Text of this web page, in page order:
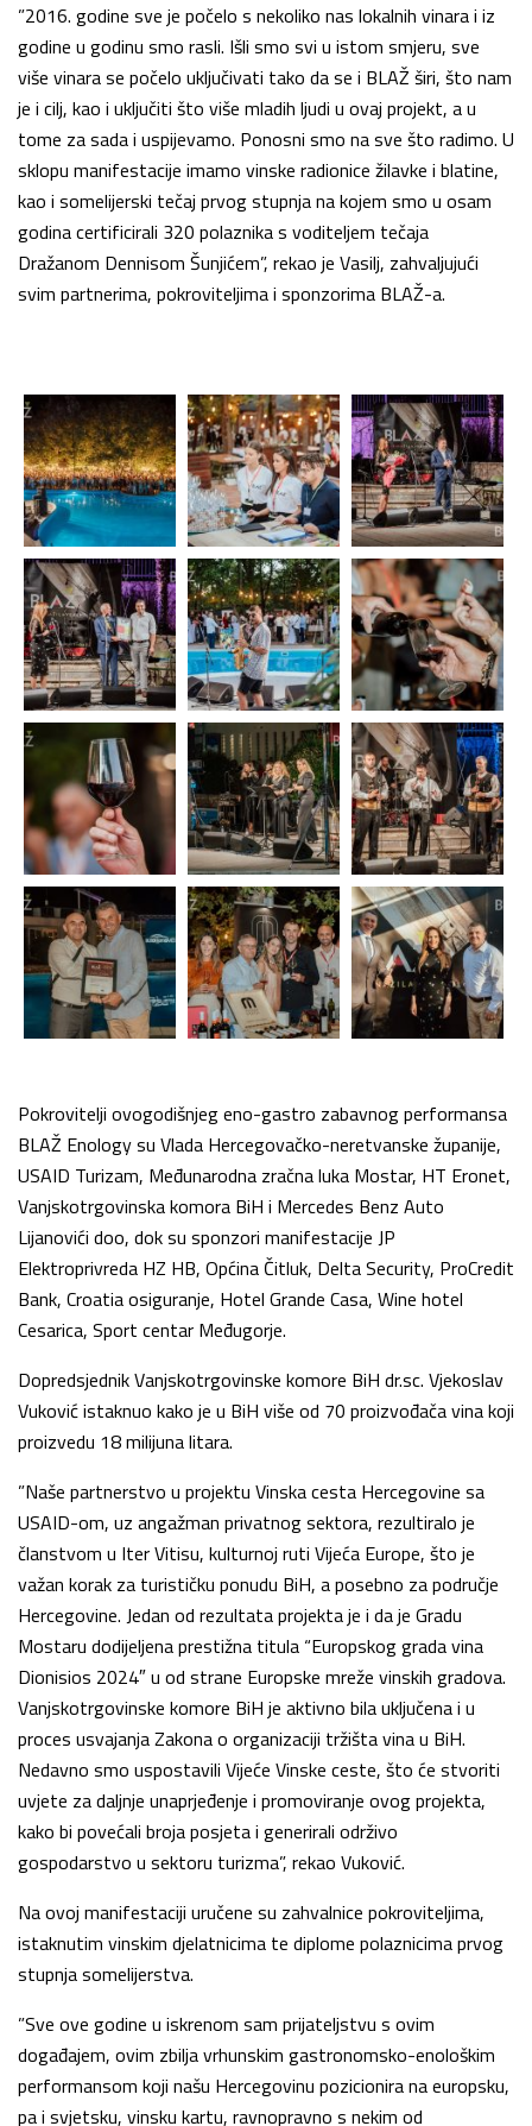
”2016. godine sve je počelo s nekoliko nas lokalnih vinara i iz
godine u godinu smo rasli. Išli smo svi u istom smjeru, sve
više vinara se počelo uključivati tako da se i BLAŽ širi, što nam
je i cilj, kao i uključiti što više mladih ljudi u ovaj projekt, a u
tome za sada i uspijevamo. Ponosni smo na sve što radimo. U
sklopu manifestacije imamo vinske radionice žilavke i blatine,
kao i somelijerski tečaj prvog stupnja na kojem smo u osam
godina certificirali 320 polaznika s voditeljem tečaja
Dražanom Dennisom Šunjićem”, rekao je Vasilj, zahvaljujući
svim partnerima, pokroviteljima i sponzorima BLAŽ-a.
Pokrovitelji ovogodišnjeg eno-gastro zabavnog performansa
BLAŽ Enology su Vlada Hercegovačko-neretvanske županije,
USAID Turizam, Međunarodna zračna luka Mostar, HT Eronet,
Vanjskotrgovinska komora BiH i Mercedes Benz Auto
Lijanovići doo, dok su sponzori manifestacije JP
Elektroprivreda HZ HB, Općina Čitluk, Delta Security, ProCredit
Bank, Croatia osiguranje, Hotel Grande Casa, Wine hotel
Cesarica, Sport centar Međugorje.
Dopredsjednik Vanjskotrgovinske komore BiH dr.sc. Vjekoslav
Vuković istaknuo kako je u BiH više od 70 proizvođača vina koji
proizvedu 18 milijuna litara.
”Naše partnerstvo u projektu Vinska cesta Hercegovine sa
USAID-om, uz angažman privatnog sektora, rezultiralo je
članstvom u Iter Vitisu, kulturnoj ruti Vijeća Europe, što je
važan korak za turističku ponudu BiH, a posebno za područje
Hercegovine. Jedan od rezultata projekta je i da je Gradu
Mostaru dodijeljena prestižna titula “Europskog grada vina
Dionisios 2024″ u od strane Europske mreže vinskih gradova.
Vanjskotrgovinske komore BiH je aktivno bila uključena i u
proces usvajanja Zakona o organizaciji tržišta vina u BiH.
Nedavno smo uspostavili Vijeće Vinske ceste, što će stvoriti
uvjete za daljnje unaprjeđenje i promoviranje ovog projekta,
kako bi povećali broja posjeta i generirali održivo
gospodarstvo u sektoru turizma”, rekao Vuković.
Na ovoj manifestaciji uručene su zahvalnice pokroviteljima,
istaknutim vinskim djelatnicima te diplome polaznicima prvog
stupnja somelijerstva.
”Sve ove godine u iskrenom sam prijateljstvu s ovim
događajem, ovim zbilja vrhunskim gastronomsko-enološkim
performansom koji našu Hercegovinu pozicionira na europsku,
pa i svjetsku, vinsku kartu, ravnopravno s nekim od